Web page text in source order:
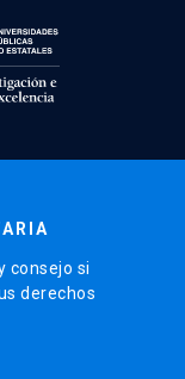
consejo si
derechos